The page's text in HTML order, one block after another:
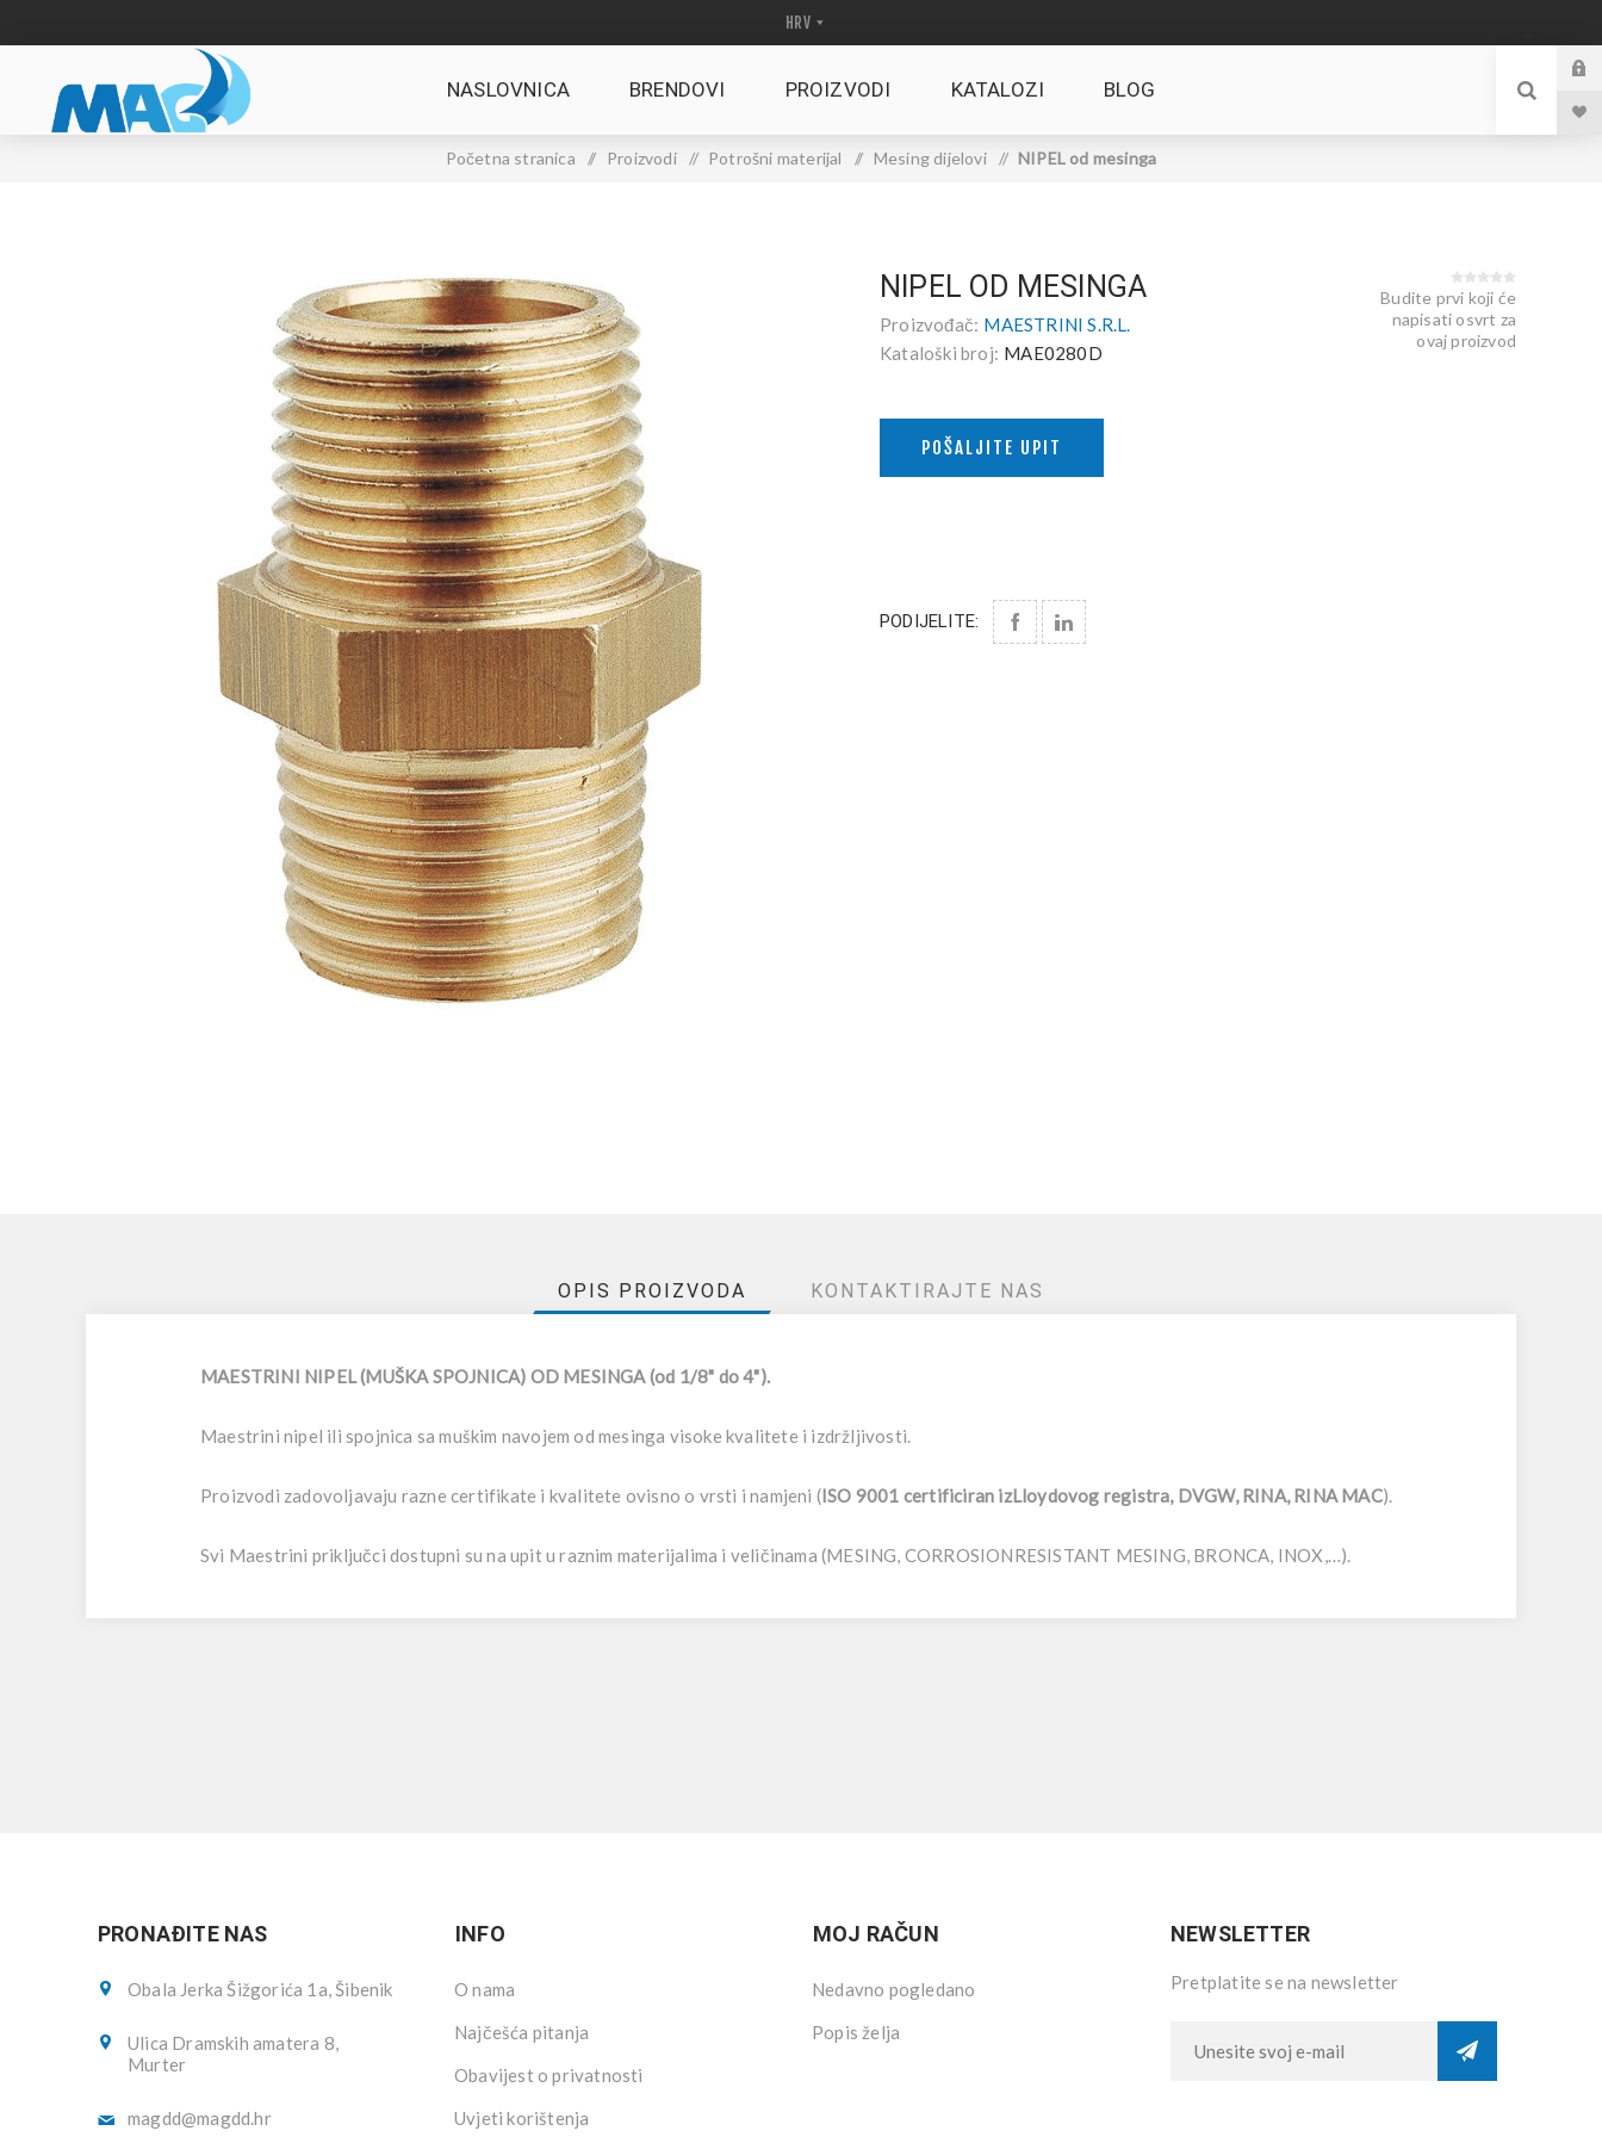
NASLOVNICA BRENDOVI PROIZVODI KATALOZI BLOG
Početna stranica / Proizvodi / Potrošni materijal / Mesing dijelovi / NIPEL od mesinga
NIPEL OD MESINGA
Proizvođač: MAESTRINI S.R.L.
Kataloški broj: MAE0280D
Budite prvi koji će
napisati osvrt za
ovaj proizvod
POŠALJITE UPIT
PODIJELITE:
OPIS PROIZVODA KONTAKTIRAJTE NAS
MAESTRINI NIPEL (MUŠKA SPOJNICA) OD MESINGA (od 1/8" do 4").
Maestrini nipel ili spojnica sa muškim navojem od mesinga visoke kvalitete i izdržljivosti.
Proizvodi zadovoljavaju razne certifikate i kvalitete ovisno o vrsti i namjeni (ISO 9001 certificiran izLloydovog registra, DVGW, RINA, RINA MAC).
Svi Maestrini priključci dostupni su na upit u raznim materijalima i veličinama (MESING, CORROSIONRESISTANT MESING, BRONCA, INOX,…).
PRONAĐITE NAS
Obala Jerka Šižgorića 1a, Šibenik
Ulica Dramskih amatera 8,
Murter
magdd@magdd.hr
INFO
O nama
Najčešća pitanja
Obavijest o privatnosti
Uvjeti korištenja
MOJ RAČUN
Nedavno pogledano
Popis želja
NEWSLETTER
Pretplatite se na newsletter